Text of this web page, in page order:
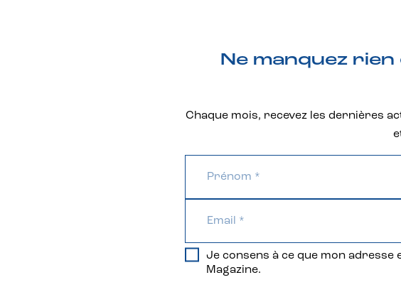
Ne manquez
Chaque mois, recevez les dernières
Je consens à ce que mon
Magazine.